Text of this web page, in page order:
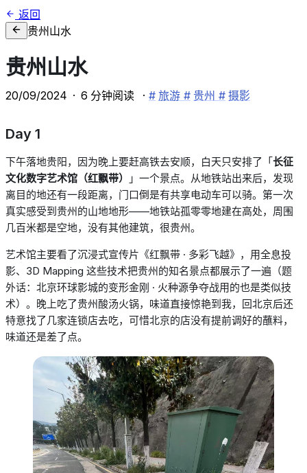
返回
贵州山水
贵州山水
20/09/2024 · 6 分钟阅读 · # 旅游 # 贵州 # 摄影
Day 1
下午落地贵阳，因为晚上要赶高铁去安顺，白天只安排了「长征
文化数字艺术馆（红飘带）
」一个景点。从地铁站出来后，发现
离目的地还有一段距离，门口倒是有共享电动车可以骑。第一次
真实感受到贵州的山地地形——地铁站孤零零地建在高处，周围
几百米都是空地，没有其他建筑，很贵州。
艺术馆主要看了沉浸式宣传片《红飘带 · 多彩飞越》 ，用全息投
影、 3D Mapping 这些技术把贵州的知名景点都展示了一遍（题
外话：北京环球影城的变形金刚 · 火种源争夺战用的也是类似技
术） 。晚上吃了贵州酸汤火锅，味道直接惊艳到我，回北京后还
特意找了几家连锁店去吃，可惜北京的店没有提前调好的蘸料，
味道还是差了点。